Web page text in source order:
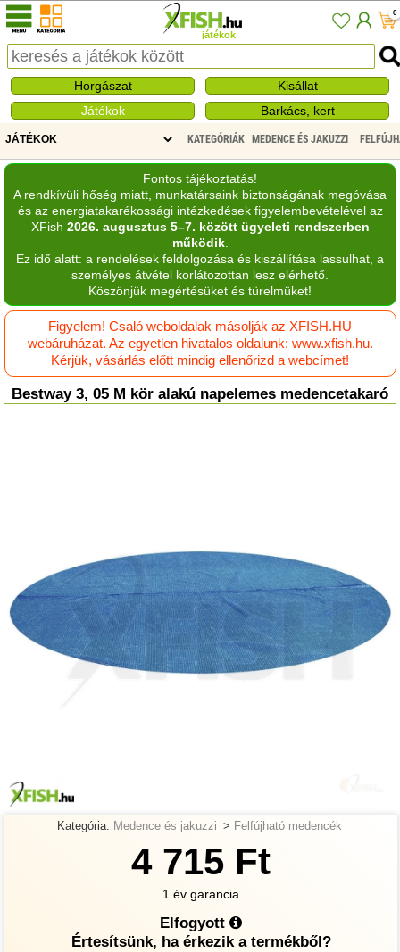
játékok
0
Horgászat
Kisállat
Játékok
Barkács, kert
KATEGÓRIÁK MEDENCE ÉS JAKUZZI
Fontos tájékoztatás!
A rendkívüli hőség miatt, munkatársaink biztonságának megóvása
és az energiatakarékossági intézkedések figyelembevételével az
XFish 2026. augusztus 5–7. között ügyeleti rendszerben
működik.
Ez idő alatt: a rendelések feldolgozása és kiszállítása lassulhat, a
személyes átvétel korlátozottan lesz elérhető.
Köszönjük megértésüket és türelmüket!
Figyelem! Csaló weboldalak másolják az XFISH.HU
webáruházat. Az egyetlen hivatalos oldalunk: www.xfish.hu.
Kérjük, vásárlás előtt mindig ellenőrizd a webcímet!
Bestway 3, 05 M kör alakú napelemes medencetakaró
Kategória: Medence és jakuzzi > Felfújható medencék
4 715 Ft
1 év garancia
Elfogyott
Értesítsünk, ha érkezik a termékből?